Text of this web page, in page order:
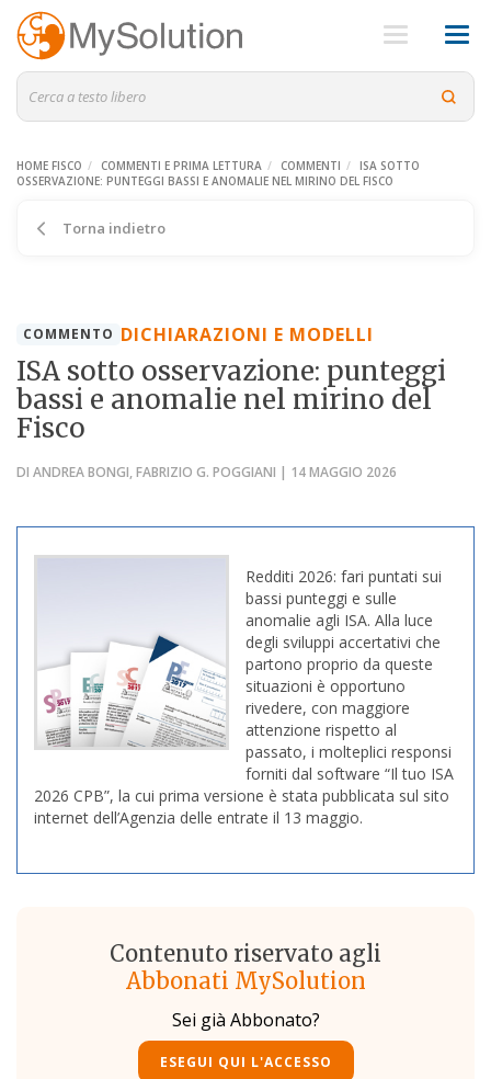
HOME FISCO COMMENTI E PRIMA LETTURA COMMENTI
ISA SOTTO
OSSERVAZIONE: PUNTEGGI BASSI E ANOMALIE NEL MIRINO DEL FISCO
Torna indietro
COMMENTO DICHIARAZIONI E MODELLI
ISA sotto osservazione: punteggi
bassi e anomalie nel mirino del
Fisco
DI ANDREA BONGI, FABRIZIO G. POGGIANI | 14 MAGGIO 2026
Redditi 2026: fari puntati sui
bassi punteggi e sulle
anomalie agli ISA. Alla luce
degli sviluppi accertativi che
partono proprio da queste
situazioni è opportuno
rivedere, con maggiore
attenzione rispetto al
passato, i molteplici responsi
forniti dal software “Il tuo ISA
2026 CPB”, la cui prima versione è stata pubblicata sul sito
internet dell’Agenzia delle entrate il 13 maggio.
Contenuto riservato agli
Abbonati MySolution
Sei già Abbonato?
ESEGUI QUI L'ACCESSO